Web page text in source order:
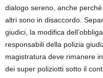
dialogo sereno, anche
altri sono in disaccordo.
giudici, la modifica
responsabili della polizia
magistratura deve rimanere
dei super poliziotti sotto il